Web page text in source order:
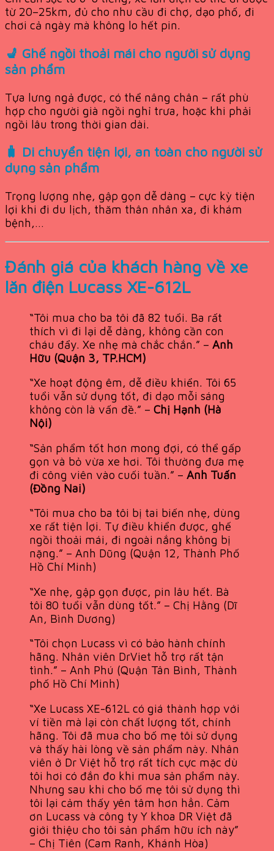
từ 20–25km, đủ cho nhu cầu đi chợ, dạo phố, đi
chơi cả ngày mà không lo hết pin.
💺 Ghế ngồi thoải mái cho người sử dụng
sản phẩm
Tựa lưng ngả được, có thể nâng chân – rất phù
hợp cho người già ngồi nghỉ trưa, hoặc khi phải
ngồi lâu trong thời gian dài.
🧳 Di chuyển tiện lợi, an toàn cho người sử
dụng sản phẩm
Trọng lượng nhẹ, gập gọn dễ dàng – cực kỳ tiện
lợi khi đi du lịch, thăm thân nhân xa, đi khám
bệnh,…
Đánh giá của khách hàng về xe
lăn điện Lucass XE-612L
“Tôi mua cho ba tôi đã 82 tuổi. Ba rất
thích vì đi lại dễ dàng, không cần con
cháu đẩy. Xe nhẹ mà chắc chắn.” – Anh
Hữu (Quận 3, TP.HCM)
“Xe hoạt động êm, dễ điều khiển. Tôi 65
tuổi vẫn sử dụng tốt, đi dạo mỗi sáng
không còn là vấn đề.” – Chị Hạnh (Hà
Nội)
“Sản phẩm tốt hơn mong đợi, có thể gấp
gọn và bỏ vừa xe hơi. Tôi thường đưa mẹ
đi công viên vào cuối tuần.” – Anh Tuấn
(Đồng Nai)
“Tôi mua cho ba tôi bị tai biến nhẹ, dùng
xe rất tiện lợi. Tự điều khiển được, ghế
ngồi thoải mái, đi ngoài nắng không bị
nặng.” – Anh Dũng (Quận 12, Thành Phố
Hồ Chí Minh)
“Xe nhẹ, gập gọn được, pin lâu hết. Bà
tôi 80 tuổi vẫn dùng tốt.” – Chị Hằng (Dĩ
An, Bình Dương)
“Tôi chọn Lucass vì có bảo hành chính
hãng. Nhân viên DrViet hỗ trợ rất tận
tình.” – Anh Phú (Quận Tân Bình, Thành
phố Hồ Chí Minh)
“Xe Lucass XE-612L có giá thành hợp với
ví tiền mà lại còn chất lượng tốt, chính
hãng. Tôi đã mua cho bố mẹ tôi sử dụng
và thấy hài lòng về sản phẩm này. Nhân
viên ở Dr Việt hỗ trợ rất tích cực mặc dù
tôi hơi có đắn đo khi mua sản phẩm này.
Nhưng sau khi cho bố mẹ tôi sử dụng thì
tôi lại cảm thấy yên tâm hơn hẳn. Cảm
ơn Lucass và công ty Y khoa DR Việt đã
giới thiệu cho tôi sản phẩm hữu ích này”
– Chị Tiên (Cam Ranh, Khánh Hòa)